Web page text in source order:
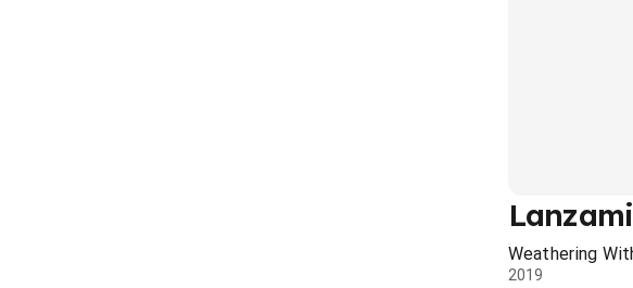
Weathering
2019